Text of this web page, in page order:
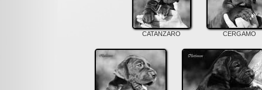
CATANZARO CERGAMO